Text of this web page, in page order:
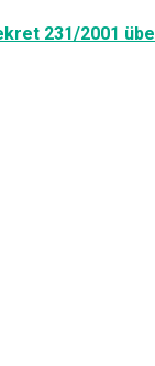
231/2001